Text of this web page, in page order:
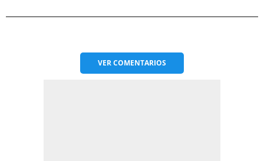
VERCOMENTARIOS